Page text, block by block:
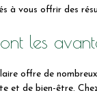
à vous offrir des
les
offre de
et de bien-être.